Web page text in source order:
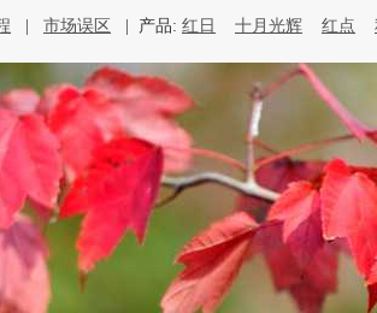
市场误区 | 产品: 红日 十月光辉 红点